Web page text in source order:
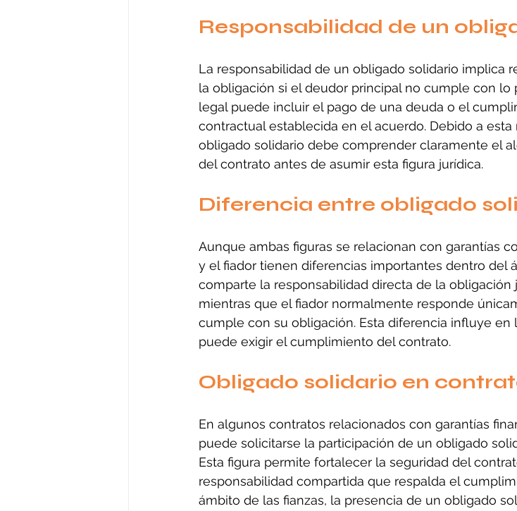
Responsabilidad de un
La responsabilidad de un obligado solidario implica
la obligación si el deudor principal no cumple con lo
legal puede incluir el pago de una deuda o el
contractual establecida en el acuerdo. Debido a
obligado solidario debe comprender claramente el
del contrato antes de asumir esta figura jurídica.
Diferencia entre obligado
Aunque ambas figuras se relacionan con garantías
y el fiador tienen diferencias importantes dentro del
comparte la responsabilidad directa de la
mientras que el fiador normalmente responde
cumple con su obligación. Esta diferencia influye
puede exigir el cumplimiento del contrato.
Obligado solidario en
En algunos contratos relacionados con garantías
puede solicitarse la participación de un obligado
Esta figura permite fortalecer la seguridad del
responsabilidad compartida que respalda el
ámbito de las fianzas, la presencia de un obligado